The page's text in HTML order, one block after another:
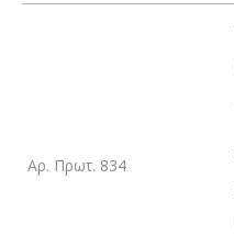
Αρ. Πρωτ. 834